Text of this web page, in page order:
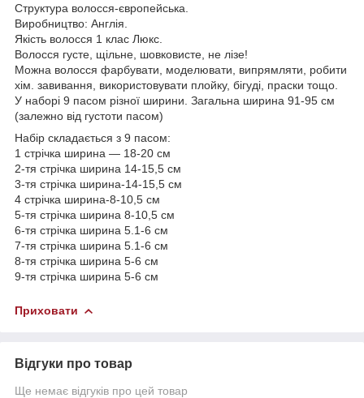
Структура волосся-європейська.
Виробництво: Англія.
Якість волосся 1 клас Люкс.
Волосся густе, щільне, шовковисте, не лізе!
Можна волосся фарбувати, моделювати, випрямляти, робити
хім. завивання, використовувати плойку, бігуді, праски тощо.
У наборі 9 пасом різної ширини. Загальна ширина 91-95 см
(залежно від густоти пасом)
Набір складається з 9 пасом:
1 стрічка ширина — 18-20 см
2-тя стрічка ширина 14-15,5 см
3-тя стрічка ширина-14-15,5 см
4 стрічка ширина-8-10,5 см
5-тя стрічка ширина 8-10,5 см
6-тя стрічка ширина 5.1-6 см
7-тя стрічка ширина 5.1-6 см
8-тя стрічка ширина 5-6 см
9-тя стрічка ширина 5-6 см
Приховати
Відгуки про товар
Ще немає відгуків про цей товар